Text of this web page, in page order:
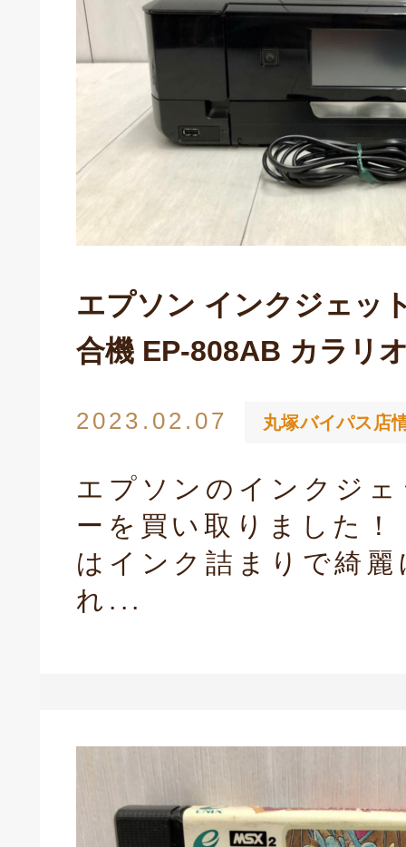
エプソン インクジェッ
合機 EP-808AB カラリ
2023.02.07 丸塚バイパス店
エプソンのインクジ
ーを買い取りました
はインク詰まりで綺
れ...